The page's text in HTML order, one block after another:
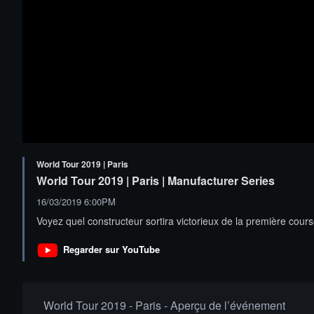
World Tour 2019 | Paris
World Tour 2019 | Paris | Manufacturer Series
16/03/2019 6:00PM
Voyez quel constructeur sortira victorieux de la première
Regarder sur YouTube
World Tour 2019 - Paris - Aperçu de l’événement